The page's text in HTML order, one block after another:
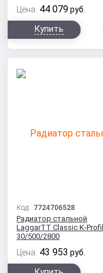
Цена: 44 079 руб.
Купить
Код: 7724706528
Радиатор стальной
LaggarTT Classic K-Profil
30/500/2800
Цена: 43 953 руб.